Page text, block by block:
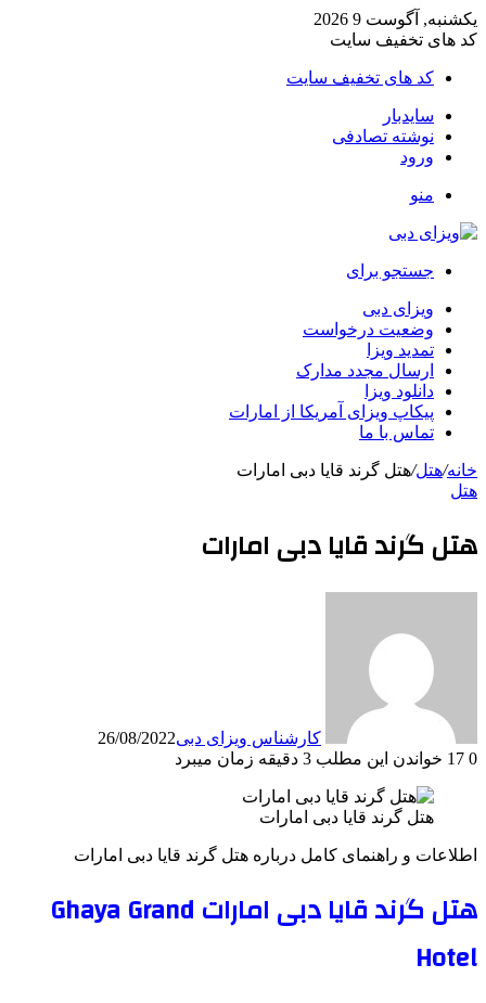
یکشنبه, آگوست 9 2026
کد های تخفیف سایت
کد های تخفیف سایت
سایدبار
نوشته تصادفی
ورود
منو
جستجو برای
ویزای دبی
وضعیت درخواست
تمدید ویزا
ارسال مجدد مدارک
دانلود ویزا
پیکاپ ویزای آمریکا از امارات
تماس با ما
خانه/هتل/هتل گرند قایا دبی امارات
هتل
هتل گرند قایا دبی امارات
کارشناس ویزای دبی26/08/2022
0
خواندن این مطلب 3 دقیقه زمان میبرد
هتل گرند قایا دبی امارات
اطلاعات و راهنمای کامل درباره هتل گرند قایا دبی امارات
هتل گرند قایا دبی امارات Ghaya Grand
Hotel